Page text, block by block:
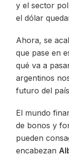
y el sector
el dólar
Ahora, se
que pase en
qué va a
argentinos
futuro del
El mundo
de bonos y
pueden
encabezan